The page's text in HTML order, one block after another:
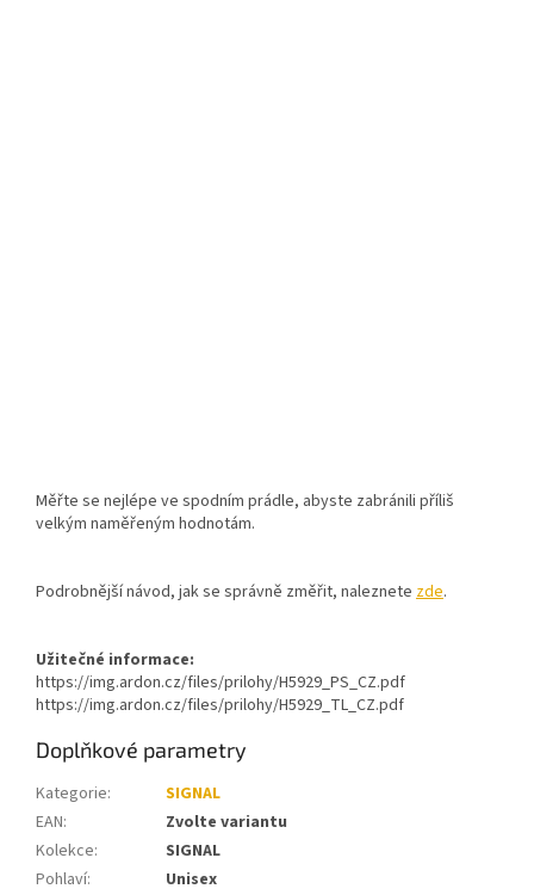
Měřte se nejlépe ve spodním prádle, abyste zabránili příliš
velkým naměřeným hodnotám.
Podrobnější návod, jak se správně změřit, naleznete zde.
Užitečné informace:
https://img.ardon.cz/files/prilohy/H5929_PS_CZ.pdf
https://img.ardon.cz/files/prilohy/H5929_TL_CZ.pdf
Doplňkové parametry
Kategorie:
SIGNAL
EAN:
Zvolte variantu
Kolekce:
SIGNAL
Pohlaví:
Unisex